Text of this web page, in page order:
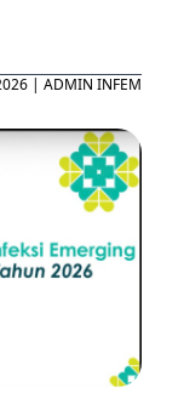
| ADMIN INFEM